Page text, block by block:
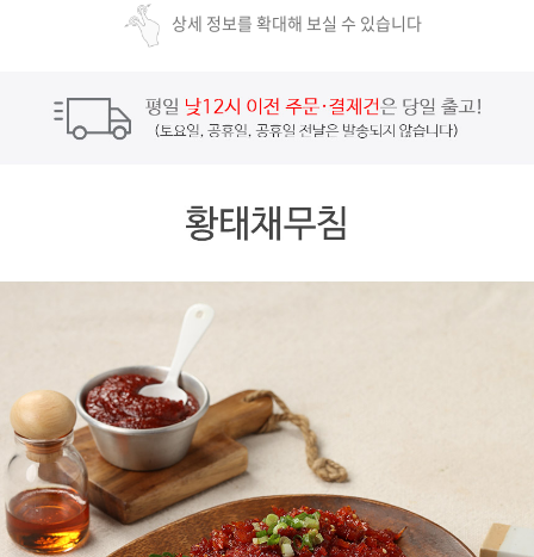
페이코 ID로
PAYCO 바로
상세 정보를 확대해 보실 수 있습니다